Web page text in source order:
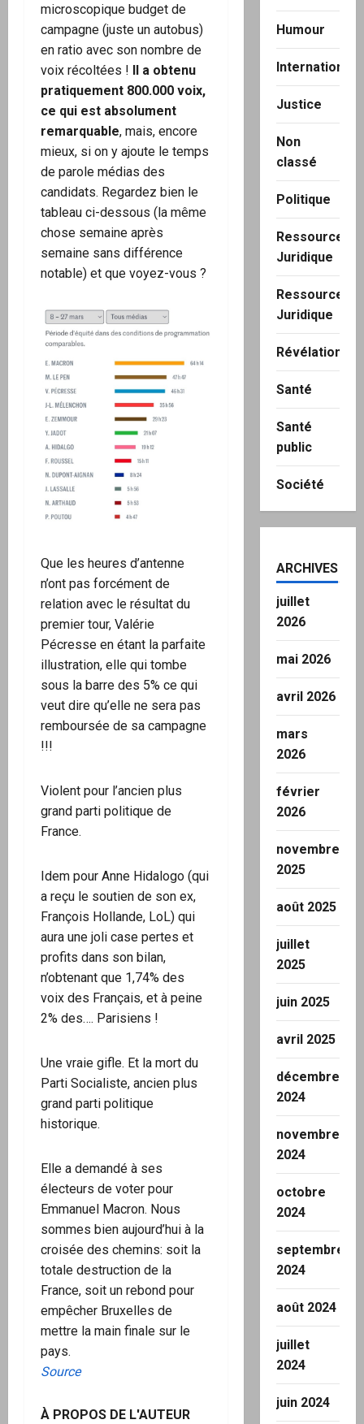
microscopique budget de
campagne (juste un autobus)
en ratio avec son nombre de
voix récoltées !
Il a obtenu
pratiquement 800.000 voix,
ce qui est absolument
remarquable, mais, encore
mieux, si on y ajoute le temps
de parole médias des
candidats. Regardez bien le
tableau ci-dessous (la même
chose semaine après
semaine sans différence
notable) et que voyez-vous ?
Que les heures d’antenne
n’ont pas forcément de
relation avec le résultat du
premier tour, Valérie
Pécresse en étant la parfaite
illustration, elle qui tombe
sous la barre des 5% ce qui
veut dire qu’elle ne sera pas
remboursée de sa campagne
!!!
Violent pour l’ancien plus
grand parti politique de
France.
Idem pour Anne Hidalogo (qui
a reçu le soutien de son ex,
François Hollande, LoL) qui
aura une joli case pertes et
profits dans son bilan,
n’obtenant que 1,74% des
voix des Français, et à peine
2% des…. Parisiens !
Une vraie gifle. Et la mort du
Parti Socialiste, ancien plus
grand parti politique
historique.
Elle a demandé à ses
électeurs de voter pour
Emmanuel Macron. Nous
sommes bien aujourd’hui à la
croisée des chemins: soit la
totale destruction de la
France, soit un rebond pour
empêcher Bruxelles de
mettre la main finale sur le
pays.
Source
À PROPOS DE L'AUTEUR
Humour
International
Justice
Non
classé
Politique
Ressource
Juridique
Ressource
Juridique
Révélation
Santé
Santé
public
Société
ARCHIVES
juillet
2026
mai 2026
avril 2026
mars
2026
février
2026
novembre
2025
août 2025
juillet
2025
juin 2025
avril 2025
décembre
2024
novembre
2024
octobre
2024
septembre
2024
août 2024
juillet
2024
juin 2024